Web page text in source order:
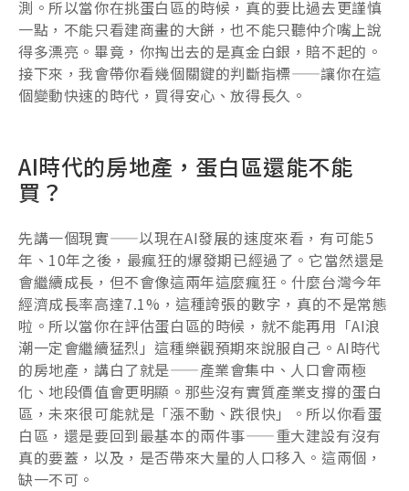
測。所以當你在挑蛋白區的時候，真的要比過去更謹慎
一點，不能只看建商畫的大餅，也不能只聽仲介嘴上說
得多漂亮。畢竟，你掏出去的是真金白銀，賠不起的。
接下來，我會帶你看幾個關鍵的判斷指標——讓你在這
個變動快速的時代，買得安心、放得長久。
AI時代的房地產，蛋白區還能不能
買？
先講一個現實——以現在AI發展的速度來看，有可能5
年、10年之後，最瘋狂的爆發期已經過了。它當然還是
會繼續成長，但不會像這兩年這麼瘋狂。什麼台灣今年
經濟成長率高達7.1%，這種誇張的數字，真的不是常態
啦。所以當你在評估蛋白區的時候，就不能再用「AI浪
潮一定會繼續猛烈」這種樂觀預期來說服自己。AI時代
的房地產，講白了就是——產業會集中、人口會兩極
化、地段價值會更明顯。那些沒有實質產業支撐的蛋白
區，未來很可能就是「漲不動、跌很快」。所以你看蛋
白區，還是要回到最基本的兩件事——重大建設有沒有
真的要蓋，以及，是否帶來大量的人口移入。這兩個，
缺一不可。